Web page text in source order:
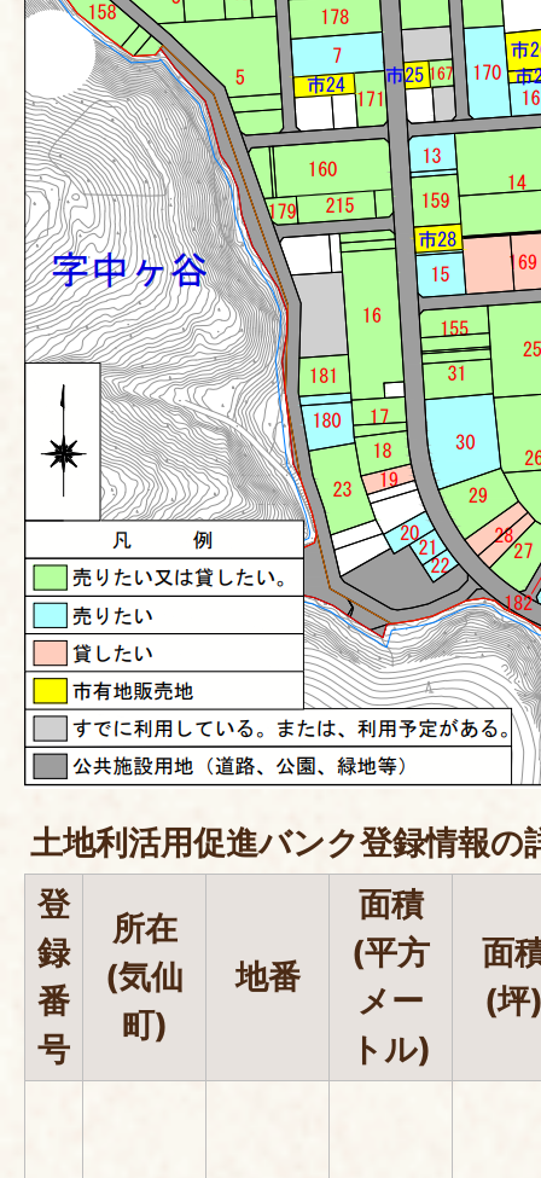
土地利活用促進バンク登録情報の
登
録
番
号
所在
(気仙
町)
地番
面積
(平方
メー
トル)
面
(坪